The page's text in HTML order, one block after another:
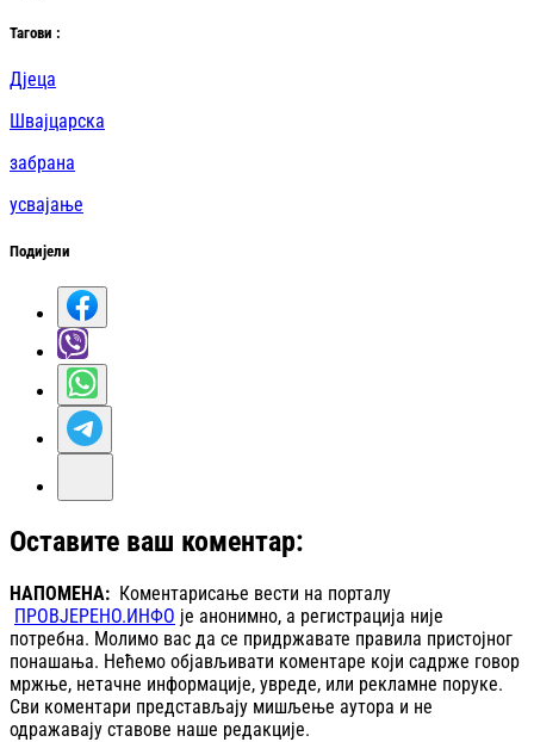
Тагови :
Дјеца
Швајцарска
забрана
усвајање
Подијели
Оставите ваш коментар:
НАПОМЕНА: Коментарисање вести на порталу
ПРОВЈЕРЕНО.ИНФО је анонимно, а регистрација није
потребна. Молимо вас да се придржавате правила пристојног
понашања. Нећемо објављивати коментаре који садрже говор
мржње, нетачне информације, увреде, или рекламне поруке.
Сви коментари представљају мишљење аутора и не
одражавају ставове наше редакције.